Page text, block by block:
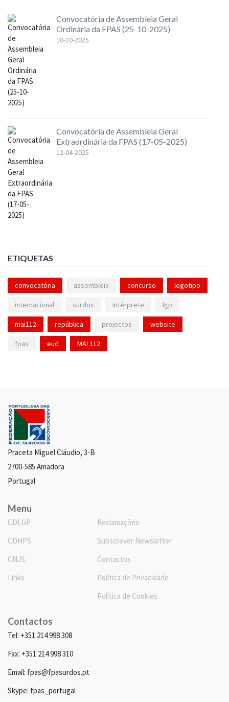
Convocatória de Assembleia Geral
Ordinária da FPAS (25-10-2025)
10-10-2025
Convocatória de Assembleia Geral
Extraordinária da FPAS (17-05-2025)
12-04-2025
ETIQUETAS
convocatória assembleia concurso logotipo
internacional surdos intérprete lgp
mai112 república projectos website
fpas eud MAI 112
Praceta Miguel Cláudio, 3-B
2700-585 Amadora
Portugal
Menu
CDLGP
CDHPS
CNJS
Links
Reclamações
Subscrever Newsletter
Contactos
Política de Privacidade
Política de Cookies
Contactos
Tel: +351 214 998 308
Fax: +351 214 998 310
Email: fpas@fpasurdos.pt
Skype: fpas_portugal